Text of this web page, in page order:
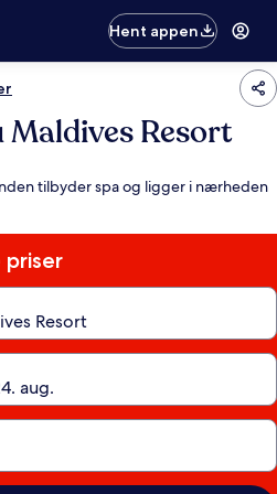
Hent appen
Resort
tilbyder spa og ligger i nærheden